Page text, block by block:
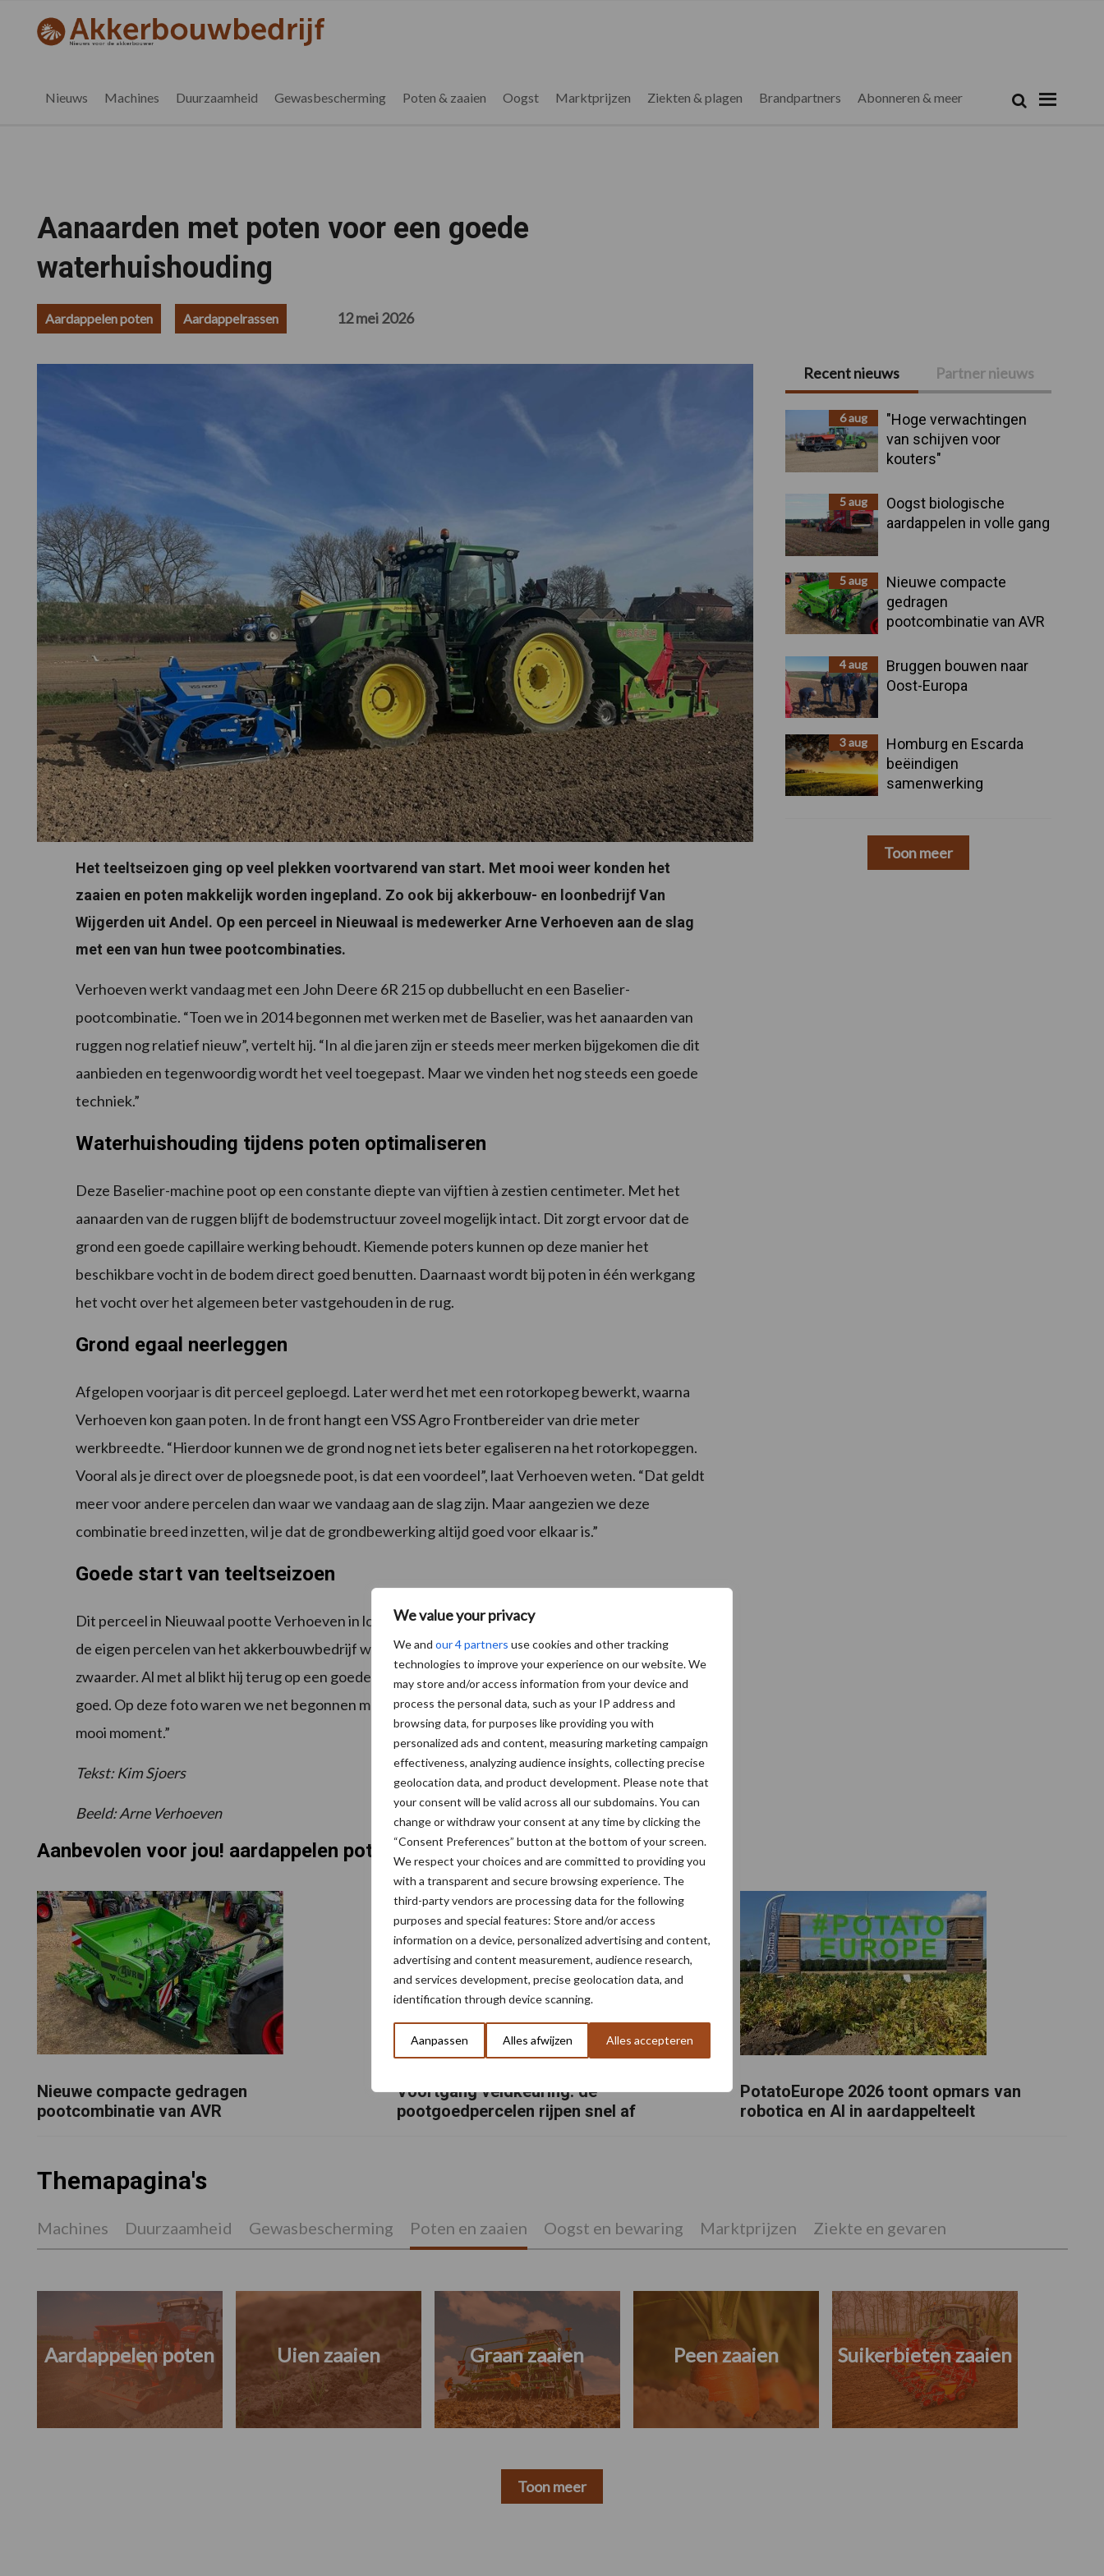
We value your privacy
We and our 4 partners use cookies and other tracking
technologies to improve your experience on our website. We
may store and/or access information from your device and
process the personal data, such as your IP address and
browsing data, for purposes like providing you with
personalized ads and content, measuring marketing campaign
effectiveness, analyzing audience insights, collecting precise
geolocation data, and product development. Please note that
your consent will be valid across all our subdomains. You can
change or withdraw your consent at any time by clicking the
“Consent Preferences” button at the bottom of your screen.
We respect your choices and are committed to providing you
with a transparent and secure browsing experience. The
third-party vendors are processing data for the following
purposes and special features: Store and/or access
information on a device, personalized advertising and content,
advertising and content measurement, audience research,
and services development, precise geolocation data, and
identification through device scanning.
Aanpassen Alles afwijzen Alles accepteren
hoofdnavigatie
eerste
voettekst
akkerbouwbedrijf.nl
Nieuws Machines Duurzaamheid Gewasbescherming Poten & zaaien Oogst Marktprijzen Ziekten & plagen Brandpartners Abonneren & meer Zoek
Aanaarden met poten voor een goede
waterhuishouding
Aardappelen poten Aardappelrassen 12 mei 2026
Het teeltseizoen ging op veel plekken voortvarend van start. Met mooi weer konden het
zaaien en poten makkelijk worden ingepland. Zo ook bij akkerbouw- en loonbedrijf Van
Wijgerden uit Andel. Op een perceel in Nieuwaal is medewerker Arne Verhoeven aan de slag
met een van hun twee pootcombinaties.
Verhoeven werkt vandaag met een John Deere 6R 215 op dubbellucht en een Baselier-
pootcombinatie. “Toen we in 2014 begonnen met werken met de Baselier, was het aanaarden van
ruggen nog relatief nieuw”, vertelt hij. “In al die jaren zijn er steeds meer merken bijgekomen die dit
aanbieden en tegenwoordig wordt het veel toegepast. Maar we vinden het nog steeds een goede
techniek.”
Waterhuishouding tijdens poten optimaliseren
Deze Baselier-machine poot op een constante diepte van vijftien à zestien centimeter. Met het
aanaarden van de ruggen blijft de bodemstructuur zoveel mogelijk intact. Dit zorgt ervoor dat de
grond een goede capillaire werking behoudt. Kiemende poters kunnen op deze manier het
beschikbare vocht in de bodem direct goed benutten. Daarnaast wordt bij poten in één werkgang
het vocht over het algemeen beter vastgehouden in de rug.
Grond egaal neerleggen
Afgelopen voorjaar is dit perceel geploegd. Later werd het met een rotorkopeg bewerkt, waarna
Verhoeven kon gaan poten. In de front hangt een VSS Agro Frontbereider van drie meter
werkbreedte. “Hierdoor kunnen we de grond nog net iets beter egaliseren na het rotorkopeggen.
Vooral als je direct over de ploegsnede poot, is dat een voordeel”, laat Verhoeven weten. “Dat geldt
meer voor andere percelen dan waar we vandaag aan de slag zijn. Maar aangezien we deze
combinatie breed inzetten, wil je dat de grondbewerking altijd goed voor elkaar is.”
Goede start van teeltseizoen
Dit perceel in Nieuwaal pootte Verhoeven in loonwerk, relatief vroeg in het seizoen. Later volgden
de eigen percelen van het akkerbouwbedrijf waarvoor hij werkt. De eigen gronden zijn namelijk iets
zwaarder. Al met al blikt hij terug op een goede start van het seizoen. “De omstandigheden waren
goed. Op deze foto waren we net begonnen met poten op de eerste percelen. Dat is toch altijd een
mooi moment.”
Tekst: Kim Sjoers
Beeld: Arne Verhoeven
Primaire
Sidebar
Recent nieuws Partner nieuws
6 aug
"Hoge verwachtingen
van schijven voor
kouters"
5 aug
Oogst biologische
aardappelen in volle gang
5 aug
Nieuwe compacte
gedragen
pootcombinatie van AVR
4 aug
Bruggen bouwen naar
Oost-Europa
3 aug
Homburg en Escarda
beëindigen
samenwerking
Toon meer
Aanbevolen voor jou! aardappelen poten
Nieuwe compacte gedragen
pootcombinatie van AVR
Voortgang veldkeuring: de
pootgoedpercelen rijpen snel af
PotatoEurope 2026 toont opmars van
robotica en AI in aardappelteelt
Themapagina's
Machines Duurzaamheid Gewasbescherming Poten en zaaien Oogst en bewaring Marktprijzen Ziekte en gevaren
Aardappelen poten Uien zaaien Graan zaaien Peen zaaien Suikerbieten zaaien
Toon meer